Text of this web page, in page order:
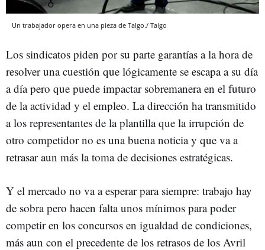
Un trabajador opera en una pieza de Talgo./ Talgo
Los sindicatos piden por su parte garantías a la hora de
resolver una cuestión que lógicamente se escapa a su día
a día pero que puede impactar sobremanera en el futuro
de la actividad y el empleo. La dirección ha transmitido
a los representantes de la plantilla que la irrupción de
otro competidor no es una buena noticia y que va a
retrasar aun más la toma de decisiones estratégicas.
Y el mercado no va a esperar para siempre: trabajo hay
de sobra pero hacen falta unos mínimos para poder
competir en los concursos en igualdad de condiciones,
más aun con el precedente de los retrasos de los Avril